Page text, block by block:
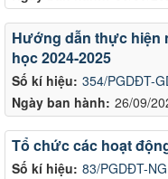
Số kí hiệu: 354/PGDĐT-
Ngày ban hành: 26/09/
Hướng dẫn thực hiện
học 2024-2025
Số kí hiệu: 83/PGDĐT-NG
Tổ chức các hoạt